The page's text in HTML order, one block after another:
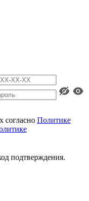
согласно Политике
подтверждения.